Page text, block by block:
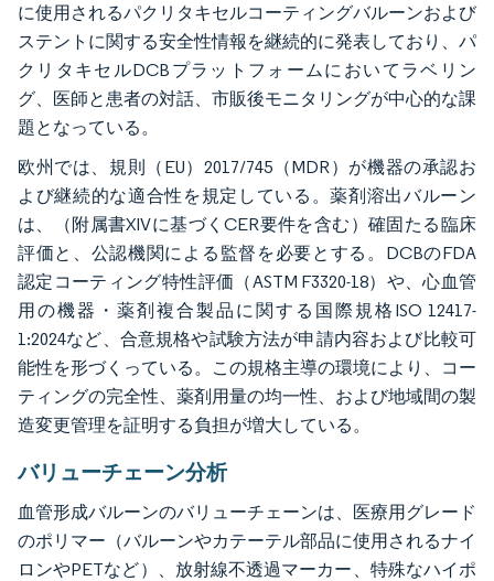
に使用されるパクリタキセルコーティングバルーンおよび
ステントに関する安全性情報を継続的に発表しており、パ
クリタキセルDCBプラットフォームにおいてラベリン
グ、医師と患者の対話、市販後モニタリングが中心的な課
題となっている。
欧州では、規則（EU）2017/745（MDR）が機器の承認お
よび継続的な適合性を規定している。薬剤溶出バルーン
は、（附属書XIVに基づくCER要件を含む）確固たる臨床
評価と、公認機関による監督を必要とする。DCBのFDA
認定コーティング特性評価（ASTM F3320-18）や、心血管
用の機器・薬剤複合製品に関する国際規格ISO 12417-
1:2024など、合意規格や試験方法が申請内容および比較可
能性を形づくっている。この規格主導の環境により、コー
ティングの完全性、薬剤用量の均一性、および地域間の製
造変更管理を証明する負担が増大している。
バリューチェーン分析
血管形成バルーンのバリューチェーンは、医療用グレード
のポリマー（バルーンやカテーテル部品に使用されるナイ
ロンやPETなど）、放射線不透過マーカー、特殊なハイポ